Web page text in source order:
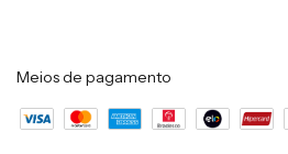
Meios de pagamento